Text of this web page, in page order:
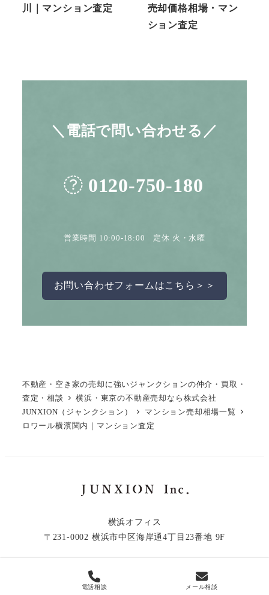
川｜マンション査定
売却価格相場・マン
ション査定
＼電話で問い合わせる／
0120-750-180
営業時間 10:00-18:00 定休 火・水曜
お問い合わせフォームはこちら＞＞
不動産・空き家の売却に強いジャンクションの仲介・買取・
査定・相談
横浜・東京の不動産売却なら株式会社
JUNXION（ジャンクション）
マンション売却相場一覧
ロワール横濱関内｜マンション査定
横浜オフィス
〒231-0002 横浜市中区海岸通4丁目23番地 9F
© 2019 - 2026 JUNXION Inc.
電話相談 メール相談